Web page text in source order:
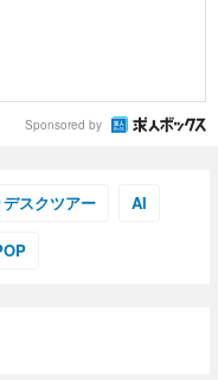
Sponsored by
スクツアー AI